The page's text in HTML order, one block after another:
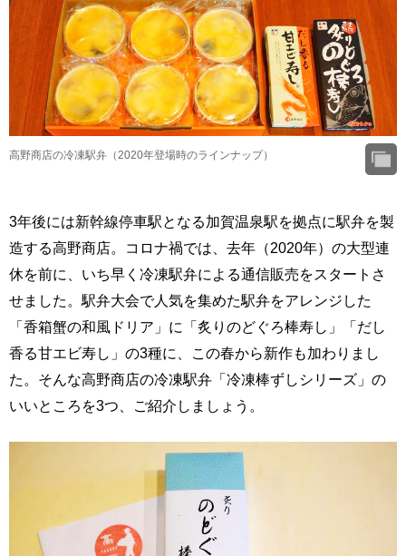
高野商店の冷凍駅弁（2020年登場時のラインナップ）
3年後には新幹線停車駅となる加賀温泉駅を拠点に駅弁を製
造する高野商店。コロナ禍では、去年（2020年）の大型連
休を前に、いち早く冷凍駅弁による通信販売をスタートさ
せました。駅弁大会で人気を集めた駅弁をアレンジした
「香箱蟹の和風ドリア」に「炙りのどぐろ棒寿し」「だし
香る甘エビ寿し」の3種に、この春から新作も加わりまし
た。そんな高野商店の冷凍駅弁「冷凍棒ずしシリーズ」の
いいところを3つ、ご紹介しましょう。